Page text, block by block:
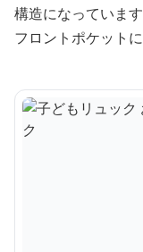
構造になっています
フロントポケット